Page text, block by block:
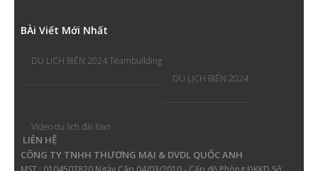
BÀi Viết Mới Nhất
DU LỊCH BIỂN 2024 Teambuilding
DU LỊCH BIỂN 2024
Video du lịch đài loan
LIÊN HỆ
CÔNG TY TNHH THƯƠNG MẠI & DVDL QUỐC ANH